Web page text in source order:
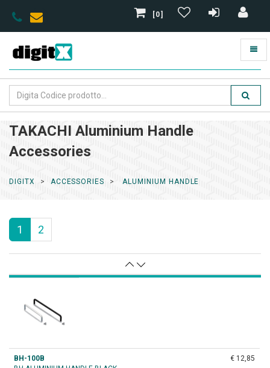
[0]
TAKACHI Aluminium Handle
Accessories
DIGITX ACCESSORIES ALUMINIUM HANDLE
1 2
BH-100B
€ 12,85